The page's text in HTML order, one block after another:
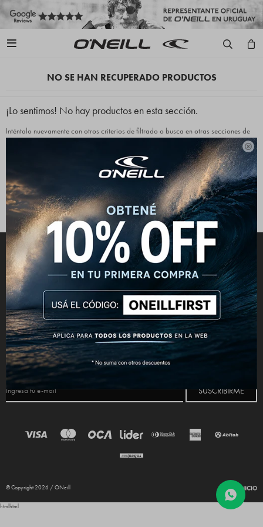


NO SE HAN RECUPERADO PRODUCTOS
¡Lo sentimos! No hay productos en esta sección.
Inténtalo nuevamente con otros criterios de filtrado o busca en otras secciones de
Filtrando por: Color: Rosa Quitar filtros
CONECTATE
 
NEWSLETTER
¡Suscribite y recibí todas nuestras novedades!
SUSCRIBIRME
© Copyright 2026 / ONeill
htmlhtml